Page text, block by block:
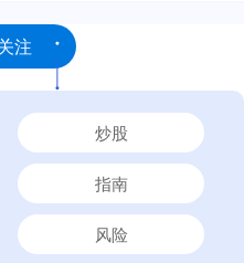
注
炒股
指南
风险